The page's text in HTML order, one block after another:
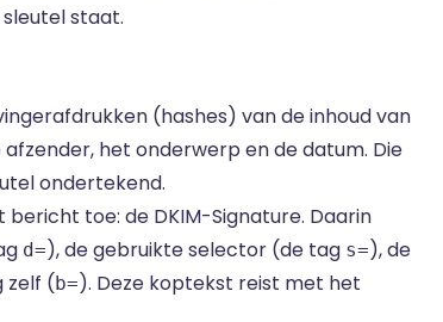
staat.
(hashes) van de inhoud van
het onderwerp en de datum. Die
ondertekend.
toe: de DKIM-Signature. Daarin
d=), de gebruikte selector (de tag s=), de
zelf ( b=). Deze koptekst reist met het